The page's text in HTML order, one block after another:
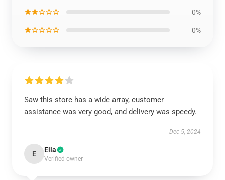
★★☆☆☆ 0%
★☆☆☆☆ 0%
Saw this store has a wide array, customer
assistance was very good, and delivery was speedy.
Dec 5, 2024
E Ella
Verified owner